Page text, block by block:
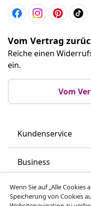
Vom Vertrag
Reiche einen
ein.
Vom
Kundenservice
Business
vidaXL
Wenn Sie auf „Alle Cookies
Speicherung von Cookies